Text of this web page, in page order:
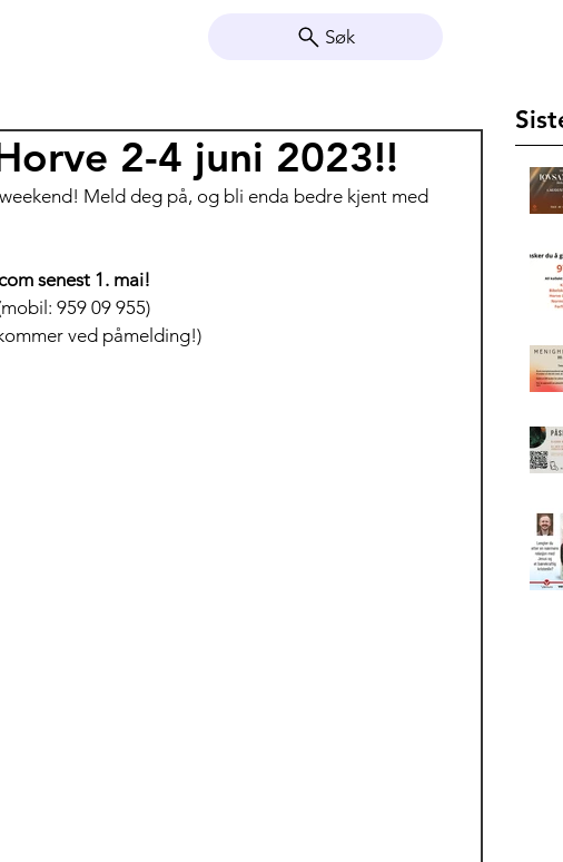
Søk
2-4 juni 2023!!
Meld deg på, og bli enda bedre kjent med
senest 1. mai!
959 09 955)
ved påmelding!)